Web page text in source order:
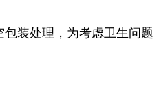
装处理，为考虑卫生问题